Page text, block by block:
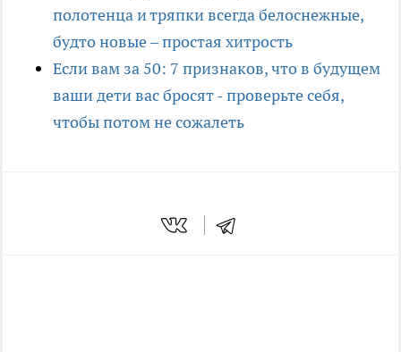
полотенца и тряпки всегда белоснежные,
будто новые – простая хитрость
Если вам за 50: 7 признаков, что в будущем
ваши дети вас бросят - проверьте себя,
чтобы потом не сожалеть